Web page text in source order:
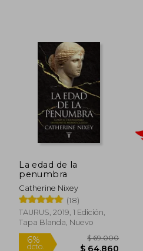
dcto. $ 77.080
La edad de la
penumbra
Catherine Nixey
(18)
TAURUS, 2019, 1 Edición,
Tapa Blanda, Nuevo